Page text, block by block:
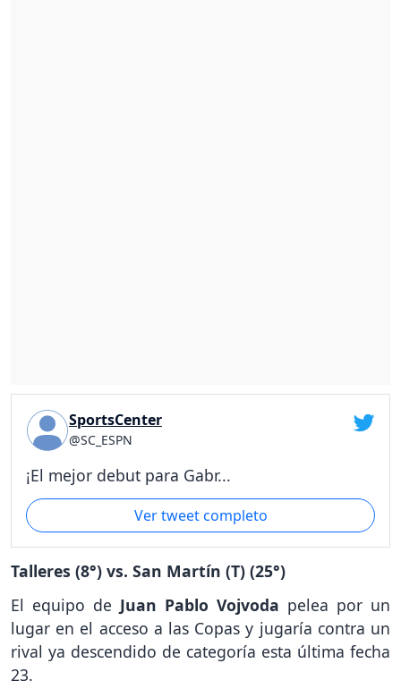
SportsCenter
@SC_ESPN
¡El mejor debut para Gabr...
Ver tweet completo
Talleres (8°) vs. San Martín (T) (25°)
El equipo de Juan Pablo Vojvoda pelea por un
lugar en el acceso a las Copas y jugaría contra un
rival ya descendido de categoría esta última fecha
23.